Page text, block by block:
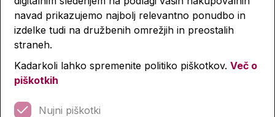
Poletna nevesta
11,87 €
navad prikazujemo najbolj relevantno ponudbo in
izdelke tudi na družbenih omrežjih in preostalih
straneh.
Kadarkoli lahko spremenite politiko piškotkov. Več o
piškotkih
Nujni piškotki